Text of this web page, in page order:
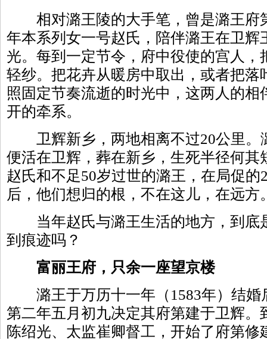
相对潞王陵的大手笔，曾是潞王府
年本系列女一号赵氏，陪伴潞王在卫辉
光。每到一定节令，府中役使的宫人，
轻纱。把花卉从暖房中取出，或者把落
照固定节奏流逝的时光中，这两人的
开的牵系。
卫辉新乡，两地相离不过20公里。
便活在卫辉，葬在新乡，生死半径何其
赵氏和不足50岁过世的潞王，在局促的
后，他们想归的根，不在这儿，在远方
当年赵氏与潞王生活的地方，到底
到痕迹吗？
富丽王府，只余一座望京楼
潞王于万历十一年（1583年）结婚
第二年五月初九决定其府第建于卫辉。
陈绍光、太监崔卿督工，开始了府第修